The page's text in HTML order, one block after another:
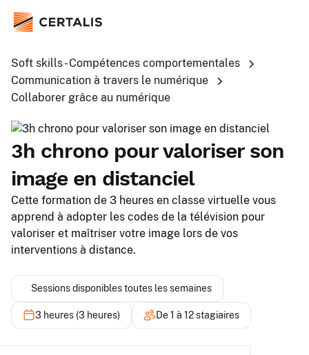
Soft skills - Compétences comportementales
Communication à travers le numérique
Collaborer grâce au numérique
3h chrono pour valoriser son
image en distanciel
Cette formation de 3 heures en classe virtuelle vous
apprend à adopter les codes de la télévision pour
valoriser et maîtriser votre image lors de vos
interventions à distance.
Sessions disponibles toutes les semaines
3 heures (3 heures) De 1 à 12 stagiaires